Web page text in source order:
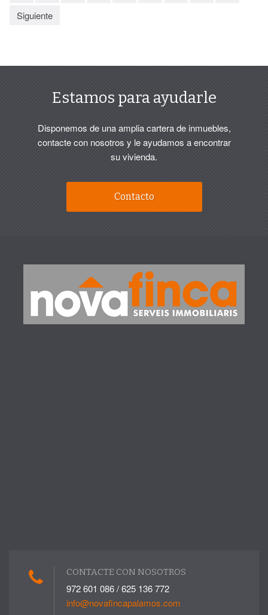
Siguiente
Estamos para ayudarle
Disponemos de una amplia cartera de inmuebles,
contacte con nosotros y le ayudamos a encontrar
su vivienda.
Contacto
CONTACTE CON NOSOTROS
972 601 086 / 625 136 772
info@novafincapalamos.com